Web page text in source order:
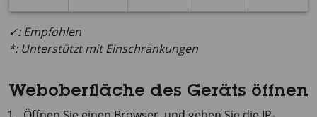
✓: Empfohlen
*: Unterstützt mit Einschränkungen
Weboberfläche des Geräts öffnen